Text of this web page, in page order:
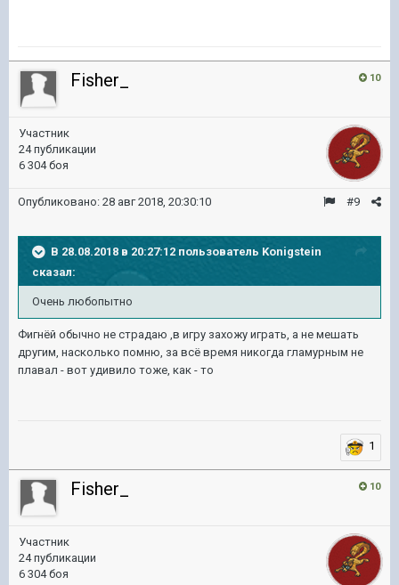
10
Fisher_
Участник
24 публикации
6 304 боя
#9
Опубликовано: 28 авг 2018, 20:30:10
В 28.08.2018 в 20:27:12 пользователь Konigstein
сказал:
Очень любопытно
Фигнёй обычно не страдаю ,в игру захожу играть, а не мешать
другим, насколько помню, за всё время никогда гламурным не
плавал - вот удивило тоже, как - то
1
10
Fisher_
Участник
24 публикации
6 304 боя